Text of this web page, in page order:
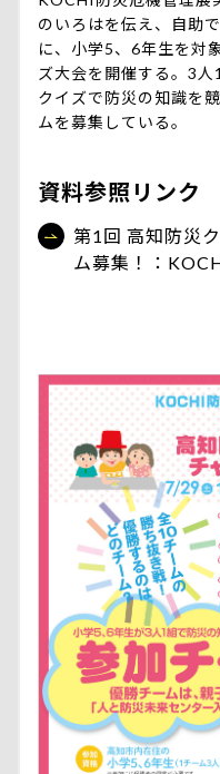
のいろはを伝え、自助
に、小学5、6年生を対
ズ大会を開催する。3
クイズで防災の知識を
ムを募集している。
資料参照リンク
第1回 高知防災
ム募集！：